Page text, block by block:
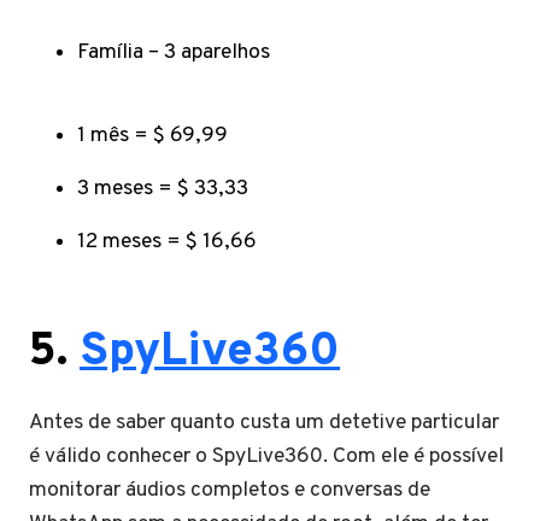
Família – 3 aparelhos
1 mês = $ 69,99
3 meses = $ 33,33
12 meses = $ 16,66
5. SpyLive360
Antes de saber quanto custa um detetive particular
é válido conhecer o SpyLive360. Com ele é possível
monitorar áudios completos e conversas de